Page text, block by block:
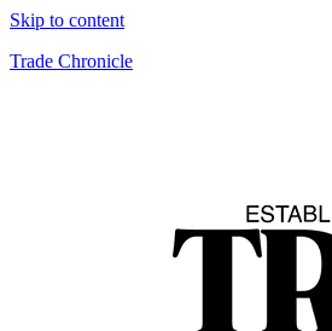
Skip to content
Trade Chronicle